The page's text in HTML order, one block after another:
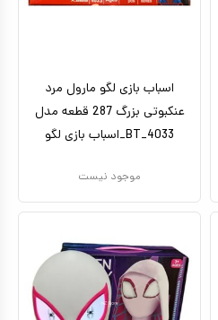
اسباب بازی لگو مارول مرد
عنکبوتی بزرگ 287 قطعه مدل
BT_4033_اسباب بازی لگو
موجود نیست